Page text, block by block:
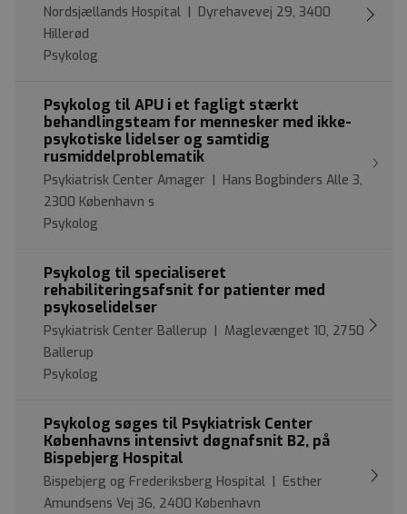
Nordsjællands Hospital | Dyrehavevej 29, 3400
Hillerød
Psykolog
Psykolog til APU i et fagligt stærkt
behandlingsteam for mennesker med ikke-
psykotiske lidelser og samtidig
rusmiddelproblematik
Psykiatrisk Center Amager | Hans Bogbinders Alle 3,
2300 København s
Psykolog
Psykolog til specialiseret
rehabiliteringsafsnit for patienter med
psykoselidelser
Psykiatrisk Center Ballerup | Maglevænget 10, 2750
Ballerup
Psykolog
Psykolog søges til Psykiatrisk Center
Københavns intensivt døgnafsnit B2, på
Bispebjerg Hospital
Bispebjerg og Frederiksberg Hospital | Esther
Amundsens Vej 36, 2400 København